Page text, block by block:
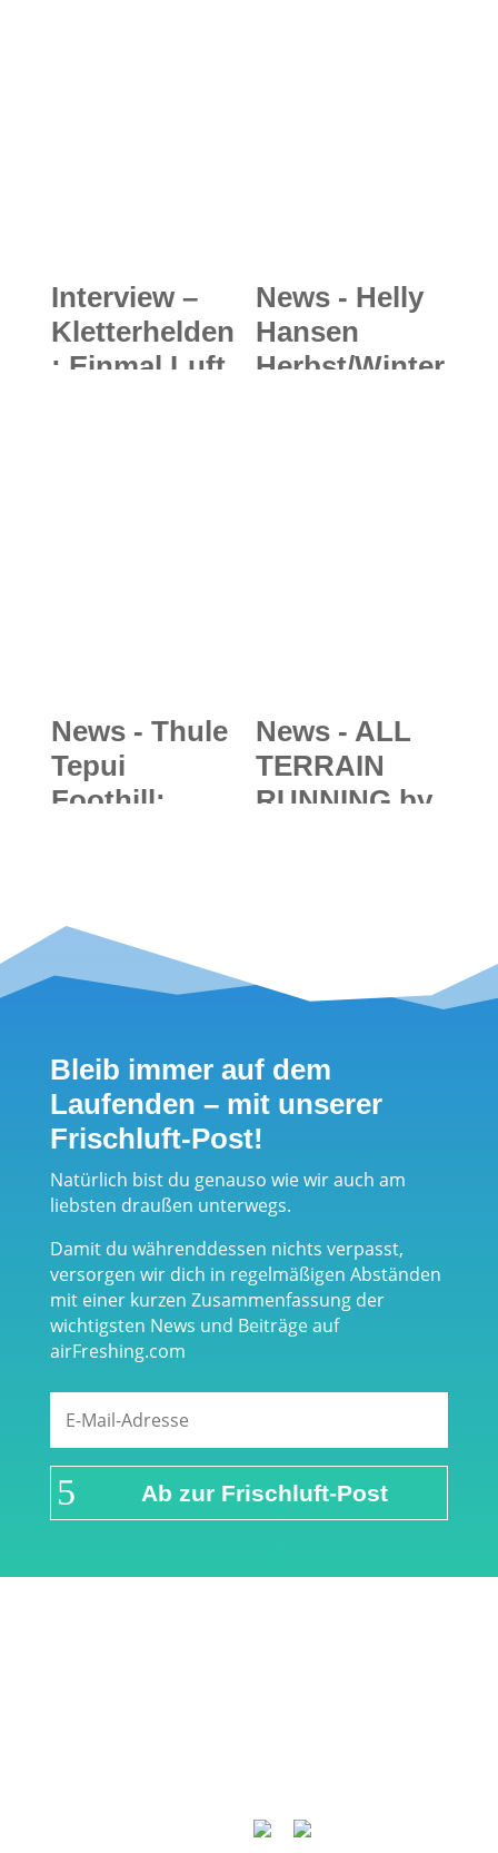
Interview –
Kletterhelden
: Einmal Luft
News - Helly
Hansen
Herbst/Winter
News - Thule
Tepui
Foothill:
- die erste
kompakte
Übernachtun
gen auf dem
Autodach
News - ALL
TERRAIN
RUNNING by
Segment
durch
Bleib immer auf dem
Laufenden – mit unserer
Frischluft-Post!
Natürlich bist du genauso wie wir auch am
liebsten draußen unterwegs.
Damit du währenddessen nichts verpasst,
versorgen wir dich in regelmäßigen Abständen
mit einer kurzen Zusammenfassung der
wichtigsten News und Beiträge auf
airFreshing.com
Ab zur Frischluft-Post